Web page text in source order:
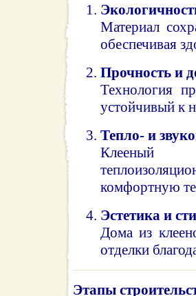
Материал
обеспечивая
Прочность и
Технология
устойчивый к
Тепло- и
Клееный
комфортную
Эстетика и
Дома из
отделки
Этапы